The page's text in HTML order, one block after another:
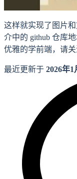
这样就实现了图片
介中的 github 仓库
优雅的学前端，请
最近更新于 2026年1